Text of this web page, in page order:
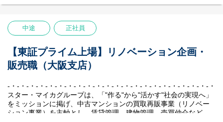
・入社後1～3か月間については東京本社にて、オリエンテーショ
ン研修・OJT研修を実施いたします。
【社風／環境】
『不動産会社“らしくない”社風』
「チームで働くこと」に共感をして集まったメンバーが多いた
め、社内で自然と助け合いが生まれています。
日頃から社員同士のコミュニケーションを大切にしており、月に
・紛争案件の管理
※ご入社後、主にスター・マイカ株式会社（グループ会社）で保
会社」に出向いただきます。
【スター・マイカグループについて】
をミッションに掲げ、中古マンションの買取再販事業（リノベー
ション事業）を主軸とし、賃貸管理、建物管理、売買仲介など、
周辺事業にも多角的に取り組んでいます。
私たちの最大の強みは、堅実かつ効率的に収益を生み出す独自の
中途 正社員
【東証プライム上場】リノベーション企画・
販売職（大阪支店）
-・-・-・-・-・-・-・-・-・-・-・-・-・-・-・-・-・-・-・-・-・-・-
スター・マイカグループは、「"作る"から"活かす"社会の実現へ」
をミッションに掲げ、中古マンションの買取再販事業（リノベー
ション事業）を主軸とし、賃貸管理、建物管理、売買仲介など、